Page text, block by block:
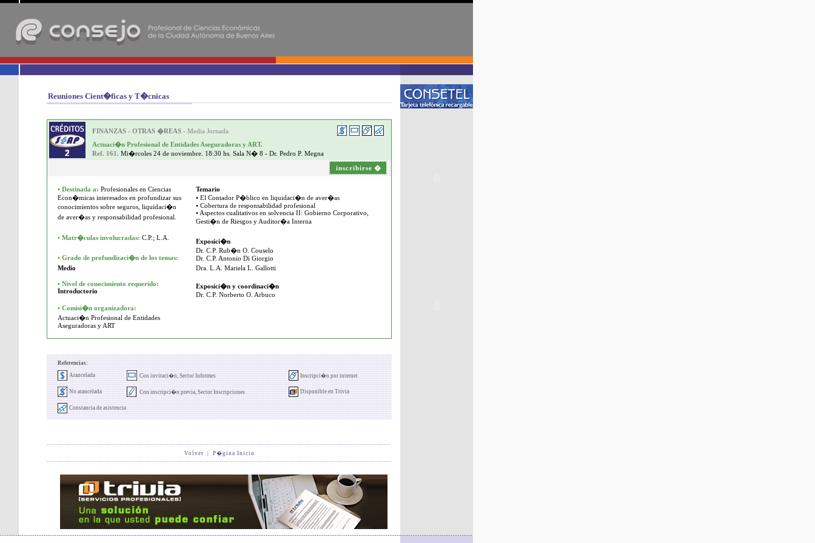
Reuniones Cient�ficas y T�cnicas
FINANZAS - OTRAS �REAS - Media Jornada
Actuaci�n Profesional de Entidades Aseguradoras y ART.
Ref. 161. Mi�rcoles 24 de noviembre. 18:30 hs. Sala N� 8 - Dr. Pedro P. Megna
inscribirse �
• Destinada a: Profesionales en Ciencias
Econ�micas interesados en profundizar sus
conocimientos sobre seguros, liquidaci�n
de aver�as y responsabilidad profesional.
• Matr�culas involucradas: C.P.; L.A.
• Grado de profundizaci�n de los temas:
Medio
• Nivel de conocimiento requerido:
Introductorio
• Comisi�n organizadora:
Actuaci�n Profesional de Entidades
Aseguradoras y ART
Temario
• El Contador P�blico en liquidaci�n de aver�as
• Cobertura de responsabilidad profesional
• Aspectos cualitativos en solvencia II: Gobierno Corporativo,
Gesti�n de Riesgos y Auditor�a Interna
Exposici�n
Dr. C.P. Rub�n O. Couselo
Dr. C.P. Antonio Di Giorgio
Dra. L.A. Mariela L. Gallotti
Exposici�n y coordinaci�n
Dr. C.P. Norberto O. Arbuco
Referencias:
Arancelada
Con invitaci�n, Sector Informes Inscripci�n por internet
No arancelada Con inscripci�n previa, Sector Inscripciones Disponible en Trivia
Constancia de asistencia
Volver P�gina Inicio